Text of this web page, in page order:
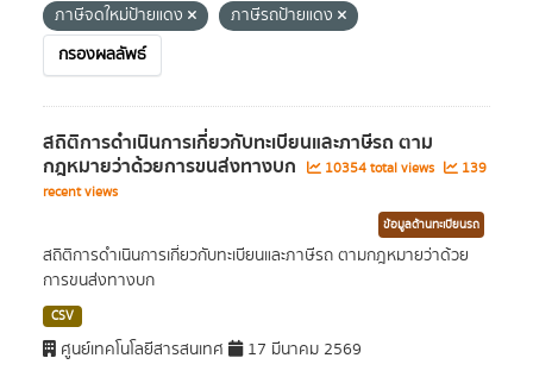
ภาษีจดใหม่ป้ายแดง
ภาษีรถป้ายแดง
กรองผลลัพธ์
สถิติการดำเนินการเกี่ยวกับทะเบียนและภาษีรถ ตาม
กฎหมายว่าด้วยการขนส่งทางบก 10354 total views
139
recent views
ข้อมูลด้านทะเบียนรถ
สถิติการดำเนินการเกี่ยวกับทะเบียนและภาษีรถ ตามกฎหมายว่าด้วย
การขนส่งทางบก
CSV
ศูนย์เทคโนโลยีสารสนเทศ 17 มีนาคม 2569